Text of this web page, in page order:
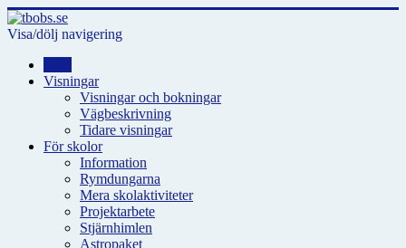
Visa/dölj navigering
Visningar
Visningar och bokningar
Vägbeskrivning
Tidare visningar
För skolor
Information
Rymdungarna
Mera skolaktiviteter
Projektarbete
Stjärnhimlen
Astropaket